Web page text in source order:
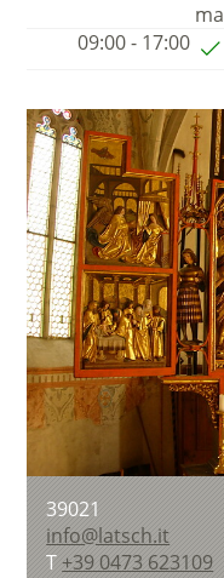
ma
09:00 - 17:00
39021
info@latsch.it
T+39 0473 623109